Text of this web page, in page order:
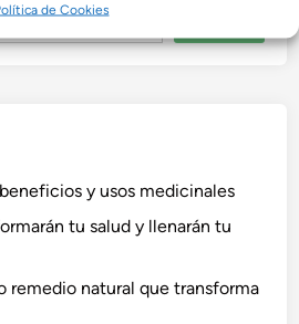
de Cookies
y usos medicinales
tu salud y llenarán tu
remedio natural que transforma